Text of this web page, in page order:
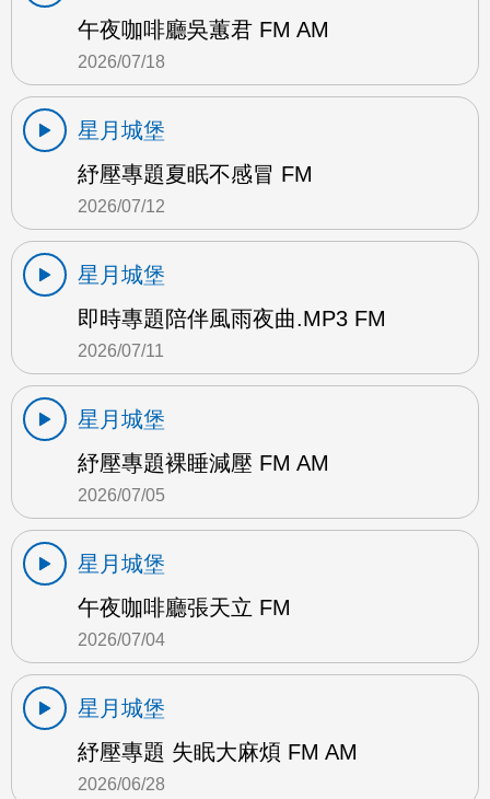
午夜咖啡廳吳蕙君 FM AM
2026/07/18
星月城堡
紓壓專題夏眠不感冒 FM
2026/07/12
星月城堡
即時專題陪伴風雨夜曲.MP3 FM
2026/07/11
星月城堡
紓壓專題裸睡減壓 FM AM
2026/07/05
星月城堡
午夜咖啡廳張天立 FM
2026/07/04
星月城堡
紓壓專題 失眠大麻煩 FM AM
2026/06/28